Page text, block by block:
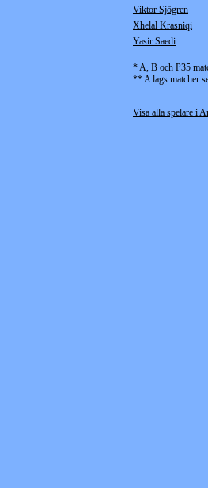
Viktor Sjögren
Xhelal Krasniqi
Yasir Saedi
* A, B och P35
** A lags matcher
Visa alla spelare i